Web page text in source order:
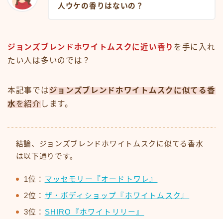
人ウケの香りはないの？
ジョンズブレンドホワイトムスクに近い香り を手に入れ
たい人は多いのでは？
本記事ではジョンズブレンドホワイトムスクに似てる香
水を紹介 します。
結論、ジョンズブレンドホワイトムスクに似てる香水
は以下通りです。
1位： マッセモリー『オードトワレ』
2位： ザ・ボディショップ『ホワイトムスク』
3位： SHIRO『ホワイトリリー』